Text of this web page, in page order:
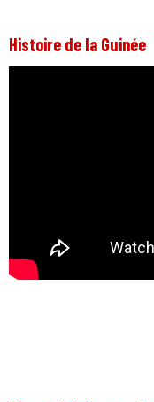
Histoire de la Guinée